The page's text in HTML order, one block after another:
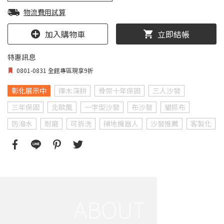
物流費用試算
加入購物車 立即結帳
特惠訊息
0801-0831 全館專區現享9折
彰化展示中 擇木深耕 骨架十年保固
三人沙發
三年保固
北歐風 一字型沙發 布沙發
貓抓布
防潑水
耐磨 可拆洗 掃地機器人 沙發推薦 客製化